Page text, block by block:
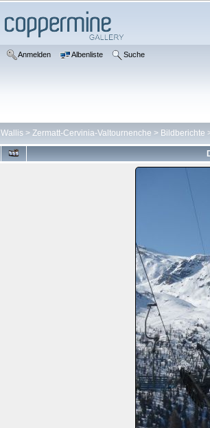
Anmelden Albenliste Suche
Wallis > Zermatt-Cervinia-Valtournenche > Bildberichte